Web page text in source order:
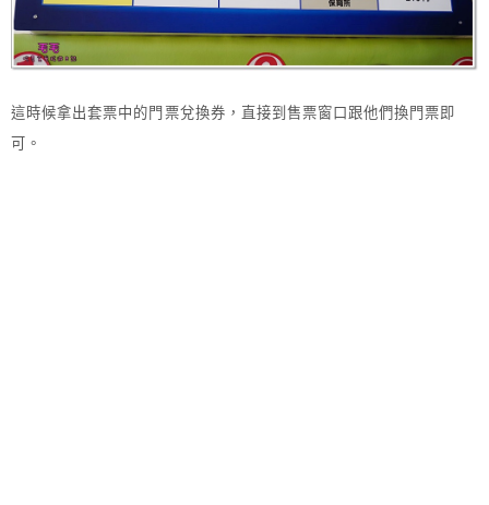
這時候拿出套票中的門票兌換券，直接到售票窗口跟他們換門票即
可。